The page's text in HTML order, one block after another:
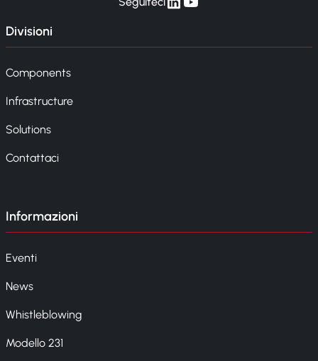
Divisioni
Components
Infrastructure
Solutions
Contattaci
Informazioni
Eventi
News
Whistleblowing
Modello 231